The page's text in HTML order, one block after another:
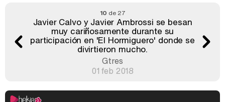
10 de 27
Javier Calvo y Javier Ambrossi se besan
muy cariñosamente durante su
participación en 'El Hormiguero' donde se
divirtieron mucho.
Gtres
01 feb 2018